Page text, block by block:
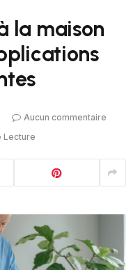
la maison
Aucun commentaire
Lecture